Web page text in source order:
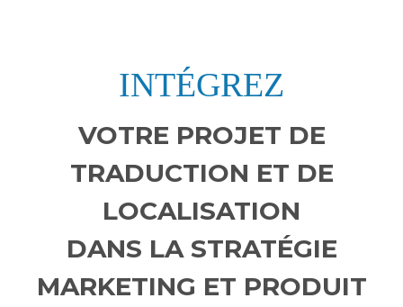
INTÉGREZ
VOTRE PROJET DE
TRADUCTION ET DE
LOCALISATION
DANS LA STRATÉGIE
MARKETING ET PRODUIT